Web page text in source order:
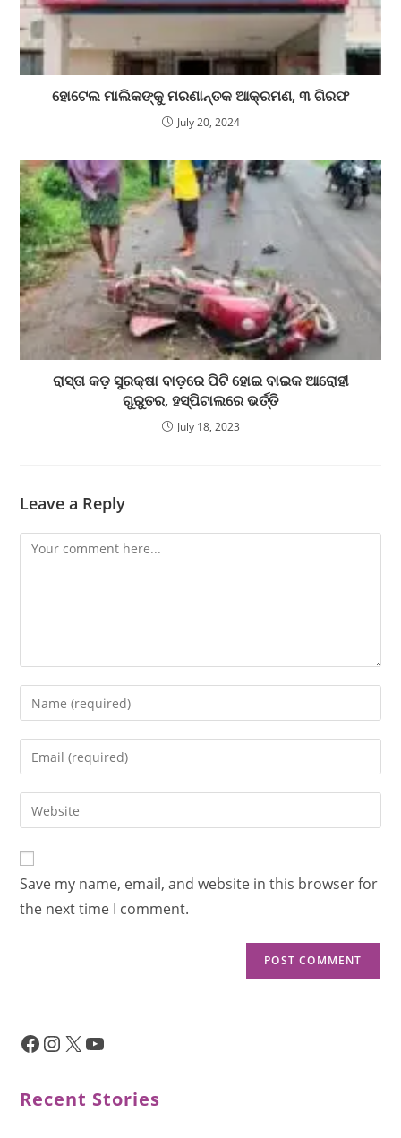
ହୋଟେଲ ମାଲିକଙ୍କୁ ମରଣାନ୍ତକ ଆକ୍ରମଣ, ୩ ଗିରଫ
July 20, 2024
ରାସ୍ତା କଡ଼ ସୁରକ୍ଷା ବାଡ଼ରେ ପିଟି ହୋଇ ବାଇକ ଆରୋହୀ
ଗୁରୁତର, ହସ୍ପିଟାଲରେ ଭର୍ତ୍ତି
July 18, 2023
Leave a Reply
Save my name, email, and website in this browser for
the next time I comment.
Recent Stories